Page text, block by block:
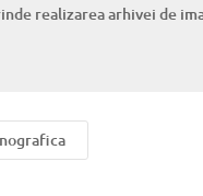
realizarea arhivei de